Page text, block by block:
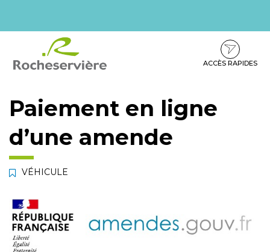
contenu
pied
ACCÈS RAPIDES
Paiement en ligne
d’une amende
VÉHICULE